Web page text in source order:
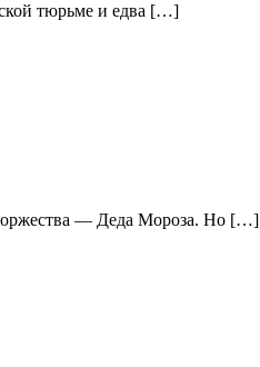
тюрьме и едва […]
торжества — Деда Мороза. Но […]